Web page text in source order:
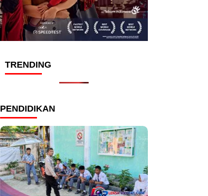
TRENDING
PENDIDIKAN